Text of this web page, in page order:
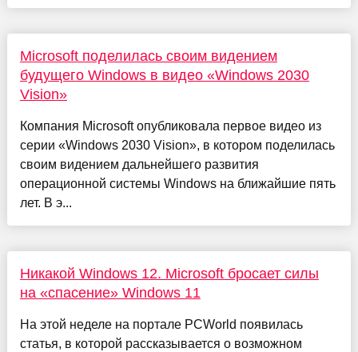
Microsoft поделилась своим видением
будущего Windows в видео «Windows 2030
Vision»
Компания Microsoft опубликовала первое видео из
серии «Windows 2030 Vision», в котором поделилась
своим видением дальнейшего развития
операционной системы Windows на ближайшие пять
лет. В э...
Никакой Windows 12. Microsoft бросает силы
на «спасение» Windows 11
На этой неделе на портале PCWorld появилась
статья, в которой рассказывается о возможном